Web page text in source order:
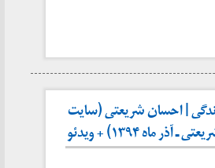
| احسان شریعتی (سایت
ماه ۱۳۹۴) + ویدئو